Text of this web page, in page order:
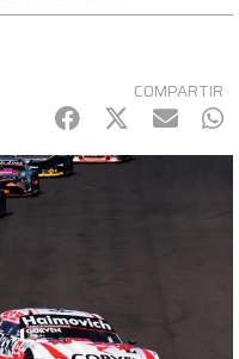
COMPARTIR
Facebook
Twitter
mail